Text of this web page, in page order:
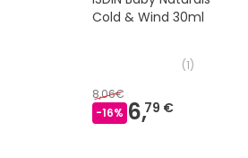
Cold & Wind 30ml
(1)
8,06€
-16% 6,79 €